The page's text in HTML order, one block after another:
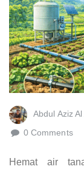
Abdul Aziz
0 Comments
Hemat air